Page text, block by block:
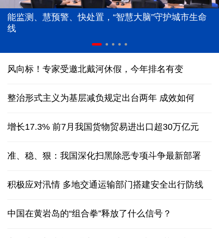
能监测、慧预警、快处置，“智慧大脑”守护城市生命
线
风向标！专家受邀北戴河休假，今年排名有变
整治形式主义为基层减负规定出台两年 成效如何
增长17.3% 前7月我国货物贸易进出口超30万亿元
准、稳、狠：我国深化扫黑除恶专项斗争最新部署
积极应对汛情 多地交通运输部门搭建安全出行防线
中国在黄岩岛的“组合拳”释放了什么信号？